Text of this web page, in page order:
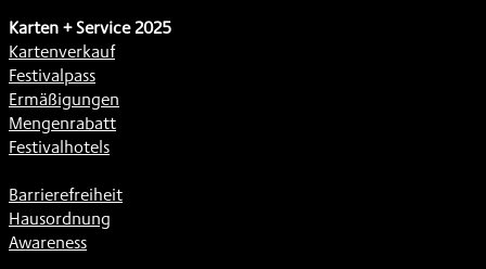
Karten + Service 2025
Kartenverkauf
Festivalpass
Ermäßigungen
Mengenrabatt
Festivalhotels
Barrierefreiheit
Hausordnung
Awareness